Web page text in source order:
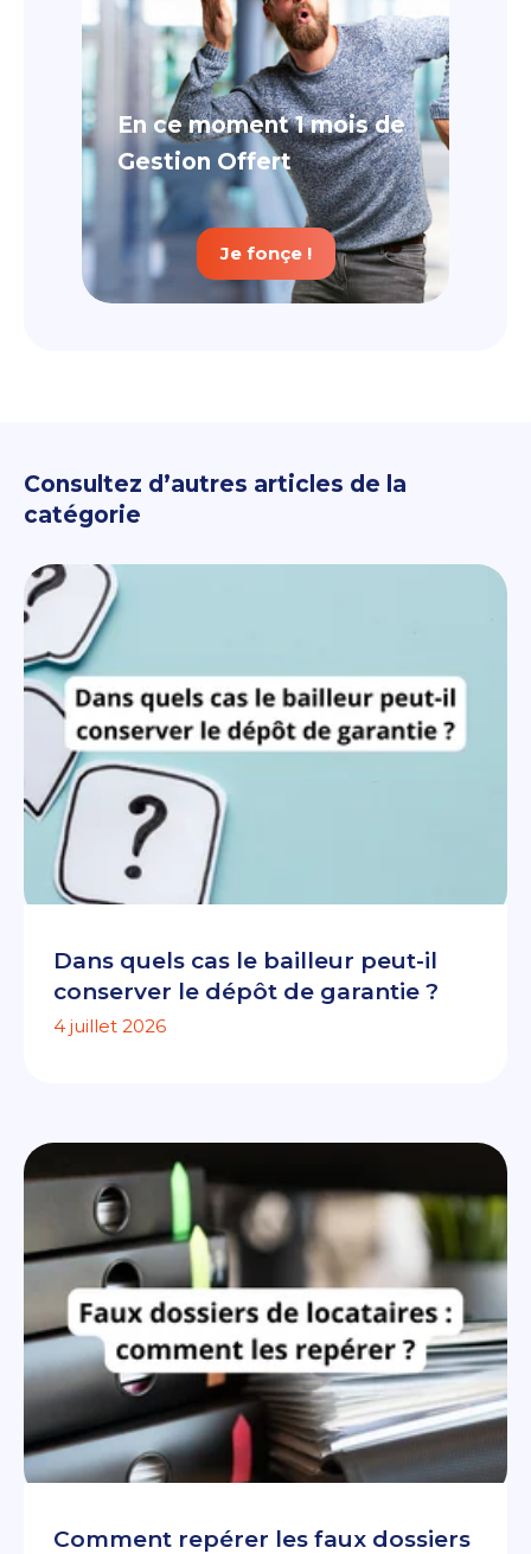
En ce moment 1 mois de
Gestion Offert
Je fonçe !
Consultez d’autres articles de la
catégorie
Dans quels cas le bailleur peut-il
conserver le dépôt de garantie ?
4 juillet 2026
Comment repérer les faux dossiers